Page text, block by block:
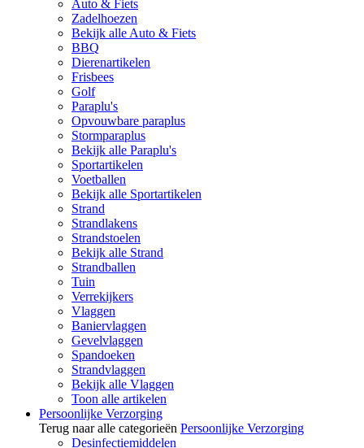
Auto & Fiets
Zadelhoezen
Bekijk alle Auto & Fiets
BBQ
Dierenartikelen
Frisbees
Golf
Paraplu's
Opvouwbare paraplus
Stormparaplus
Bekijk alle Paraplu's
Sportartikelen
Voetballen
Bekijk alle Sportartikelen
Strand
Strandlakens
Strandstoelen
Bekijk alle Strand
Strandballen
Tuin
Verrekijkers
Vlaggen
Baniervlaggen
Gevelvlaggen
Spandoeken
Strandvlaggen
Bekijk alle Vlaggen
Toon alle artikelen
Persoonlijke Verzorging
Terug naar alle categorieën Persoonlijke Verzorging
Desinfectiemiddelen